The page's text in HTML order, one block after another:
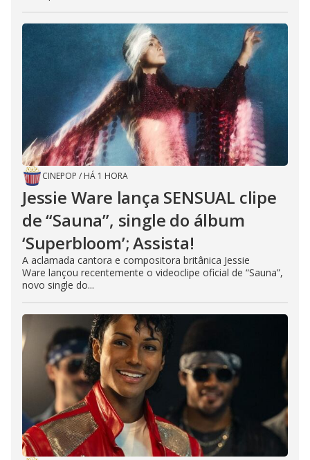
CINEPOP / HÁ 1 HORA
Jessie Ware lança SENSUAL clipe
de “Sauna”, single do álbum
‘Superbloom’; Assista!
A aclamada cantora e compositora britânica Jessie
Ware lançou recentemente o videoclipe oficial de “Sauna”,
novo single do...